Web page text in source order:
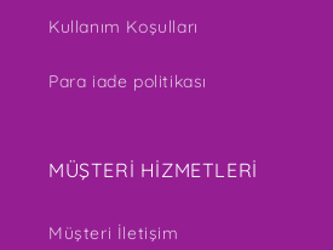
Kullanım Koşulları
Para iade politikası
MÜŞTERİ HİZMETLERİ
Müşteri İletişim